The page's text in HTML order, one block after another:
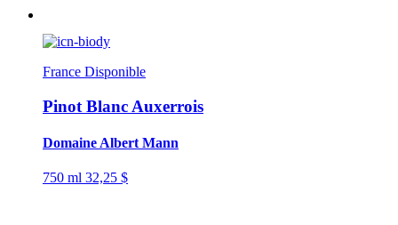
France Disponible
Pinot Blanc Auxerrois
Domaine Albert Mann
750 ml 32,25 $